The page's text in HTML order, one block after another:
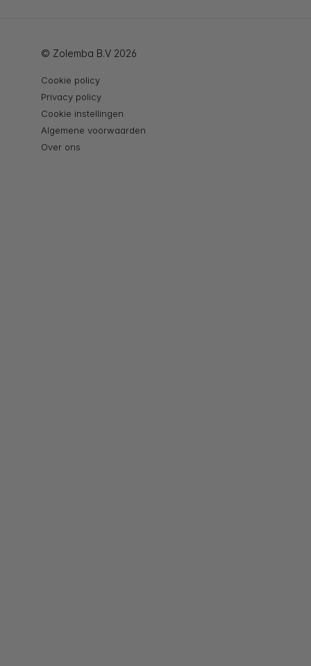
© Zolemba B.V 2026
Cookie policy
Privacy policy
Cookie instellingen
Algemene voorwaarden
Over ons